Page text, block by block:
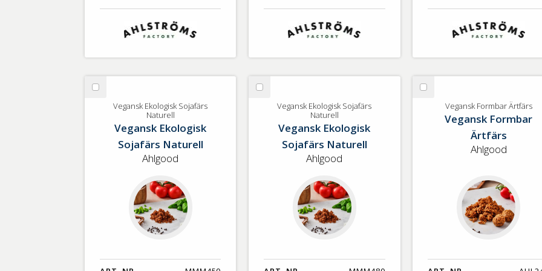
Välj
Vegansk
Sojafärs
Naturell
Vegansk Ekologisk Sojafärs
Naturell
Vegansk Ekologisk
Sojafärs Naturell
Ahlgood
Välj
Vegansk
Sojafärs
Naturell
Vegansk Ekologisk Sojafärs
Naturell
Vegansk Ekologisk
Sojafärs Naturell
Ahlgood
Välj
Vegansk
Formbar
Vegansk Formbar Ärtfärs
Vegansk Formbar
Ärtfärs
Ahlgood